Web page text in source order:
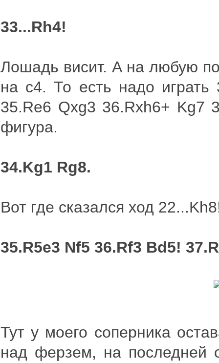
33...Rh4!
Лошадь висит. А на любую
на с4. То есть надо играть
35.Re6 Qxg3 36.Rxh6+ Kg7
фигура.
34.Kg1 Rg8.
Вот где сказался ход
35.R5e3 Nf5 36.Rf3 Bd5!
Тут у моего соперника
над ферзем, на последней